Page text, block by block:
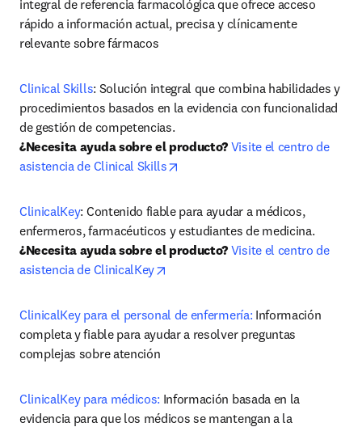
integral de referencia farmacológica que ofrece acceso
rápido a información actual, precisa y clínicamente
relevante sobre fármacos
Clinical Skills: Solución integral que combina habilidades y
procedimientos basados en la evidencia con funcionalidad
¿Necesita ayuda sobre el producto? Visite el centro de
asistencia de Clinical Skills
ClinicalKey: Contenido fiable para ayudar a médicos,
¿Necesita ayuda sobre el producto? Visite el centro de
asistencia de ClinicalKey
ClinicalKey para el personal de enfermería: Información
completa y fiable para ayudar a resolver preguntas
complejas sobre atención
ClinicalKey para médicos: Información basada en la
evidencia para que los médicos se mantengan a la